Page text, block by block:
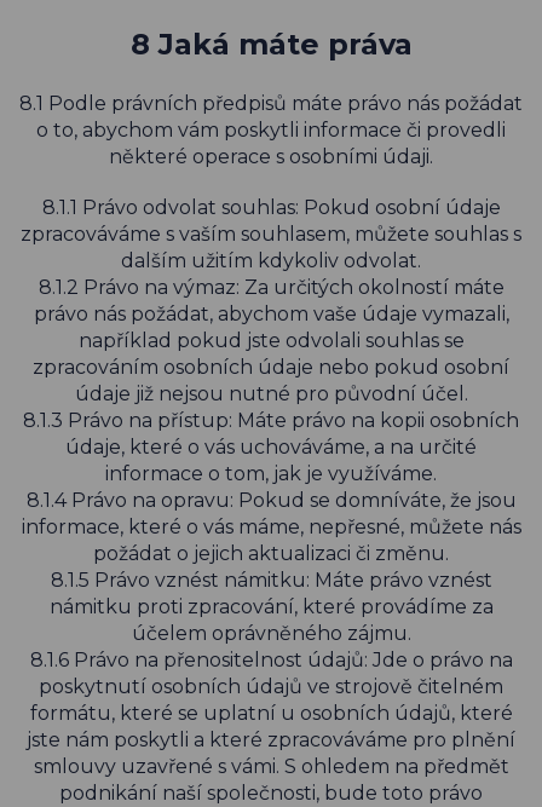
8 Jaká máte práva
8.1 Podle právních předpisů máte právo nás požádat
o to, abychom vám poskytli informace či provedli
některé operace s osobními údaji.
8.1.1 Právo odvolat souhlas: Pokud osobní údaje
zpracováváme s vaším souhlasem, můžete souhlas s
dalším užitím kdykoliv odvolat.
8.1.2 Právo na výmaz: Za určitých okolností máte
právo nás požádat, abychom vaše údaje vymazali,
například pokud jste odvolali souhlas se
zpracováním osobních údaje nebo pokud osobní
údaje již nejsou nutné pro původní účel.
8.1.3 Právo na přístup: Máte právo na kopii osobních
údaje, které o vás uchováváme, a na určité
informace o tom, jak je využíváme.
8.1.4 Právo na opravu: Pokud se domníváte, že jsou
informace, které o vás máme, nepřesné, můžete nás
požádat o jejich aktualizaci či změnu.
8.1.5 Právo vznést námitku: Máte právo vznést
námitku proti zpracování, které provádíme za
účelem oprávněného zájmu.
8.1.6 Právo na přenositelnost údajů: Jde o právo na
poskytnutí osobních údajů ve strojově čitelném
formátu, které se uplatní u osobních údajů, které
jste nám poskytli a které zpracováváme pro plnění
smlouvy uzavřené s vámi. S ohledem na předmět
podnikání naší společnosti, bude toto právo